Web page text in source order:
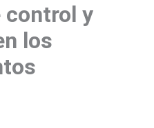
control y
los